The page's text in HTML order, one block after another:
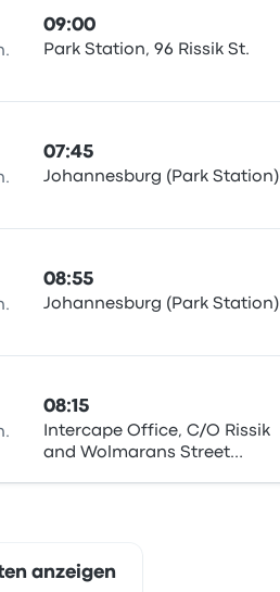
09:00
Park Station, 96 Rissik St.
07:45
Johannesburg (Park Station)
08:55
Johannesburg (Park Station)
08:15
Intercape Office, C/O Rissik
and Wolmarans Street
anzeigen